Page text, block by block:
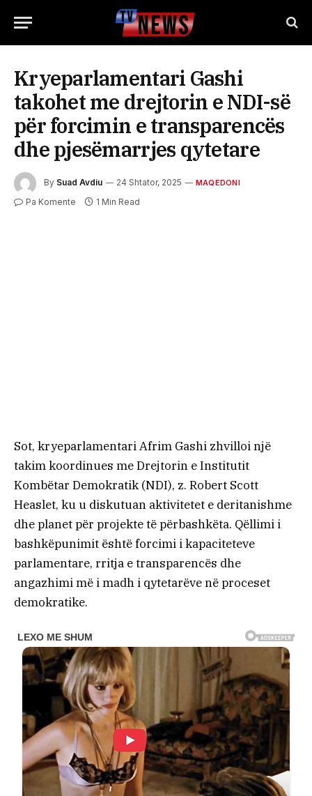
Kryeparlamentari Gashi
takohet me drejtorin e NDI-së
për forcimin e transparencës
dhe pjesëmarrjes qytetare
By Suad Avdiu 24 Shtator, 2025 MAQEDONI
Pa Komente 1 Min Read
Sot, kryeparlamentari Afrim Gashi zhvilloi një
takim koordinues me Drejtorin e Institutit
Kombëtar Demokratik (NDI), z. Robert Scott
Heaslet, ku u diskutuan aktivitetet e deritanishme
dhe planet për projekte të përbashkëta. Qëllimi i
bashkëpunimit është forcimi i kapaciteteve
parlamentare, rritja e transparencës dhe
angazhimi më i madh i qytetarëve në proceset
demokratike.